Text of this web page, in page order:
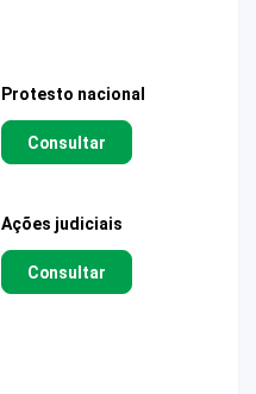
Protesto nacional
Consultar
Ações judiciais
Consultar